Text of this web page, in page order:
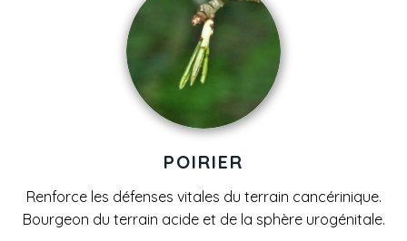
POIRIER
Renforce les défenses vitales du terrain cancérinique.
Bourgeon du terrain acide et de la sphère urogénitale.